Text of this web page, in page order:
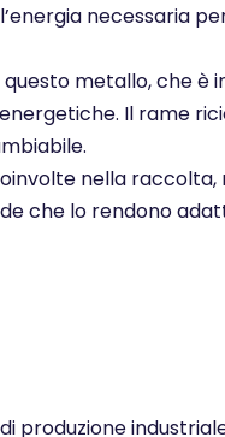
necessaria
metallo, che
Il rame
nella
che lo rendono